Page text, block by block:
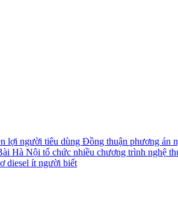
lợi người tiêu dùng Đồng thuận phương án
Hà Nội tổ chức nhiều chương trình nghệ
diesel ít người biết